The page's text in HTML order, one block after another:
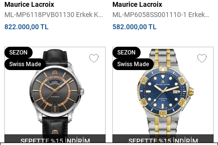
Maurice Lacroix
ML-MP6118PVB01130 Erkek Kol
Saati
822.000,00 TL
Maurice Lacroix
ML-MP6058SS001110-1 Erkek
Kol Saati
582.000,00 TL
SEPETTE %15 İNDİRİM
SEZON
Swiss Made
SEPETTE %15 İNDİRİM
SEZON
Swiss Made